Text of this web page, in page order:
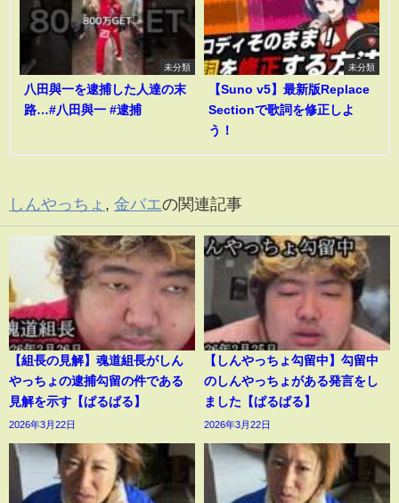
未分類
八田與一を逮捕した人達の末
路…#八田與一 #逮捕
未分類
【Suno v5】最新版Replace
Sectionで歌詞を修正しよ
う！
しんやっちょ , 金バエの関連記事
【組長の見解】魂道組長がしん
やっちょの逮捕勾留の件である
見解を示す【ぱるぱる】
2026年3月22日
【しんやっちょ勾留中】勾留中
のしんやっちょがある発言をし
ました【ぱるぱる】
2026年3月22日